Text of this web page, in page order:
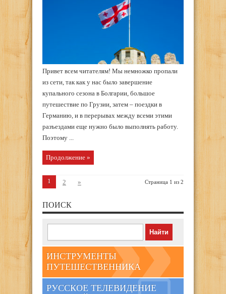
Привет всем читателям! Мы немножко пропали
из сети, так как у нас было завершение
купального сезона в Болгарии, большое
путешествие по Грузии, затем – поездки в
Германию, и в перерывах между всеми этими
разъездами еще нужно было выполнять работу.
Поэтому ...
Продолжение »
Страница 1 из 2
1 2 »
ПОИСК
ИНСТРУМЕНТЫ
ПУТЕШЕСТВЕННИКА
РУССКОЕ ТЕЛЕВИДЕНИЕ